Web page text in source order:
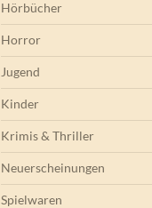
Hörbücher
Horror
Jugend
Kinder
Krimis & Thriller
Neuerscheinungen
Spielwaren